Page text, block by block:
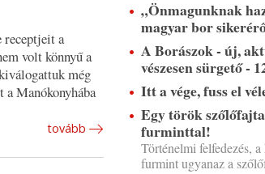
receptjeit a
volt könnyű a
még
a Manókonyhába
tovább
„Önmagunknak
magyar bor
A Borászok - új,
vészesen sürgető -
Itt a vége, fuss el
Egy török
furminttal!
Történelmi felfedezés,
furmint ugyanaz a